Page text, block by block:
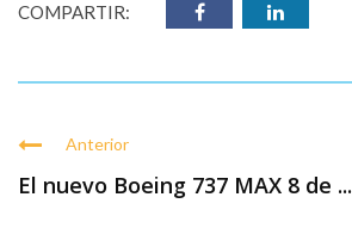
COMPARTIR:
Anterior
El nuevo Boeing 737 MAX 8 de ...